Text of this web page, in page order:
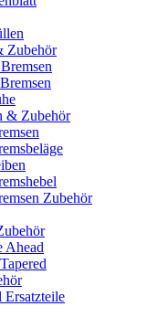
Zubehör
& Zubehör
Zubehör
Ahead
Ersatzteile